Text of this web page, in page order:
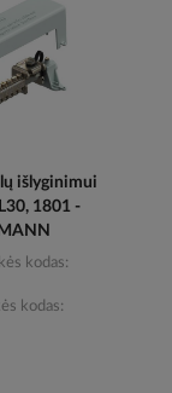
išlyginimui
1801 -
kodas
kodas